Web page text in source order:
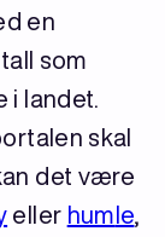
en
som
i landet.
skal
det være
eller hum le,